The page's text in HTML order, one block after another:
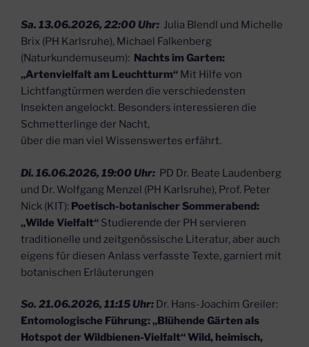
Sa. 13.06.2026, 22:00 Uhr: Julia Blendl und Michelle
Brix (PH Karlsruhe), Michael Falkenberg
(Naturkundemuseum): Nachts im Garten:
„Artenvielfalt am Leuchtturm“ Mit Hilfe von
Lichtfangtürmen werden die verschiedensten
Insekten angelockt. Besonders interessieren die
Schmetterlinge der Nacht,
über die man viel Wissenswertes erfährt.
Di. 16.06.2026, 19:00 Uhr: PD Dr. Beate Laudenberg
und Dr. Wolfgang Menzel (PH Karlsruhe), Prof. Peter
Nick (KIT): Poetisch-botanischer Sommerabend:
„Wilde Vielfalt“ Studierende der PH servieren
traditionelle und zeitgenössische Literatur, aber auch
eigens für diesen Anlass verfasste Texte, garniert mit
botanischen Erläuterungen
So. 21.06.2026, 11:15 Uhr: Dr. Hans-Joachim Greiler:
Entomologische Führung: „Blühende Gärten als
Hotspot der Wildbienen-Vielfalt“Wild, heimisch,